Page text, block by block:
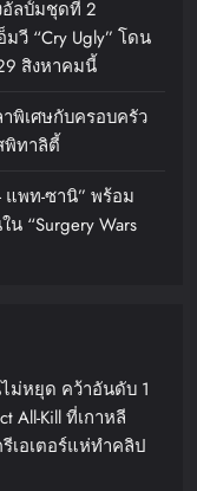
อัลบั้มชุดที่ 2
มวี “Cry Ugly” โดน
สิงหาคมนี้
พิเศษกับครอบครัว
พิทาลิตี้
แพท-ซานิ” พร้อม
“Surgery Wars
ม่หยุด คว้าอันดับ 1
All-Kill ที่เกาหลี
เอเตอร์แห่ทำคลิป